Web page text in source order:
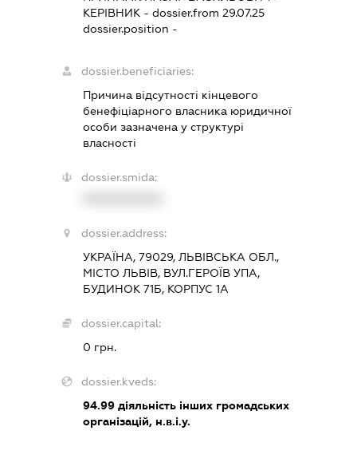
КЕРІВНИК - dossier.from 29.07.25
dossier.position -
dossier.beneficiaries:
Причина відсутності кінцевого
бенефіціарного власника юридичної
особи зазначена у структурі
власності
dossier.smida:
dossier.address:
УКРАЇНА, 79029, ЛЬВІВСЬКА ОБЛ.,
МІСТО ЛЬВІВ, ВУЛ.ГЕРОЇВ УПА,
БУДИНОК 71Б, КОРПУС 1А
dossier.capital:
0 грн.
dossier.kveds:
94.99 діяльність інших громадських
організацій, н.в.і.у.